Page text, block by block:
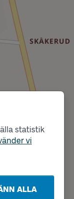
statistik
vi
ALLA